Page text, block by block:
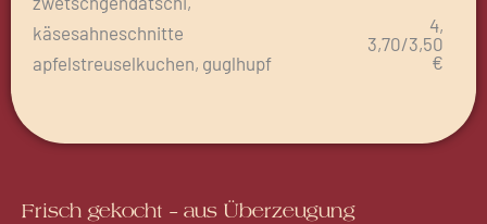
käsesahneschnitte
apfelstreuselkuchen, guglhupf
4,
3,70/3,50
€
Frisch gekocht – aus Überzeugung